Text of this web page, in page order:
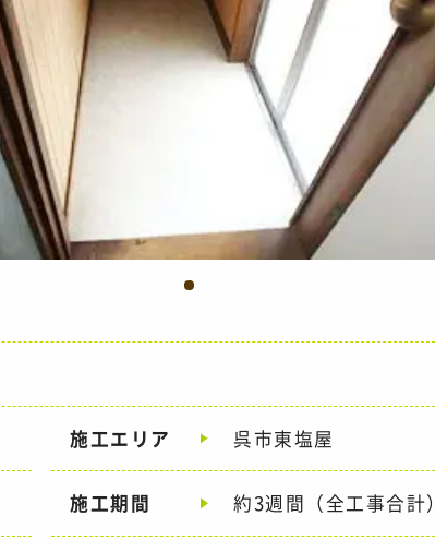
施工エリア 呉市東塩屋
施工期間 約3週間（全工事合計）